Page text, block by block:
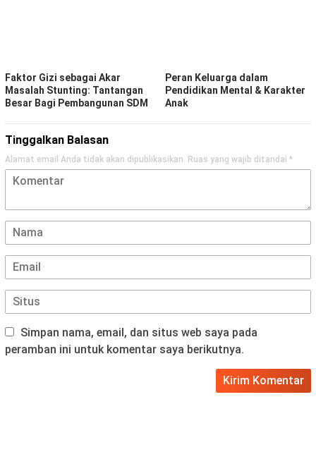
Faktor Gizi sebagai Akar
Masalah Stunting: Tantangan
Besar Bagi Pembangunan SDM
Peran Keluarga dalam
Pendidikan Mental & Karakter
Anak
Tinggalkan Balasan
Alamat email Anda tidak akan dipublikasikan. Ruas yang wajib ditandai *
Simpan nama, email, dan situs web saya pada
peramban ini untuk komentar saya berikutnya.